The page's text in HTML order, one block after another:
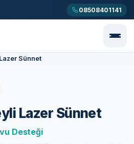
08508401141
Lazer Sünnet
Lazer Sünnet
Desteği